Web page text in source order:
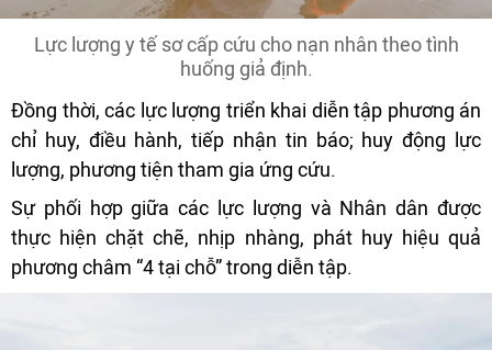
Lực lượng y tế sơ cấp cứu cho nạn nhân theo tình
huống giả định.
Đồng thời, các lực lượng triển khai diễn tập phương án
chỉ huy, điều hành, tiếp nhận tin báo; huy động lực
lượng, phương tiện tham gia ứng cứu.
Sự phối hợp giữa các lực lượng và Nhân dân được
thực hiện chặt chẽ, nhịp nhàng, phát huy hiệu quả
phương châm “4 tại chỗ” trong diễn tập.